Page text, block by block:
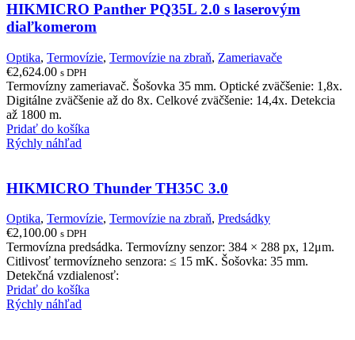
HIKMICRO Panther PQ35L 2.0 s laserovým
diaľkomerom
Optika, Termovízie, Termovízie na zbraň, Zameriavače
€2,624.00 s DPH
Termovízny zameriavač. Šošovka 35 mm. Optické zväčšenie: 1,8x.
Digitálne zväčšenie až do 8x. Celkové zväčšenie: 14,4x. Detekcia
až 1800 m.
Pridať do košíka
Rýchly náhľad
HIKMICRO Thunder TH35C 3.0
Optika, Termovízie, Termovízie na zbraň, Predsádky
€2,100.00 s DPH
Termovízna predsádka. Termovízny senzor: 384 × 288 px, 12μm.
Citlivosť termovízneho senzora: ≤ 15 mK. Šošovka: 35 mm.
Detekčná vzdialenosť:
Pridať do košíka
Rýchly náhľad